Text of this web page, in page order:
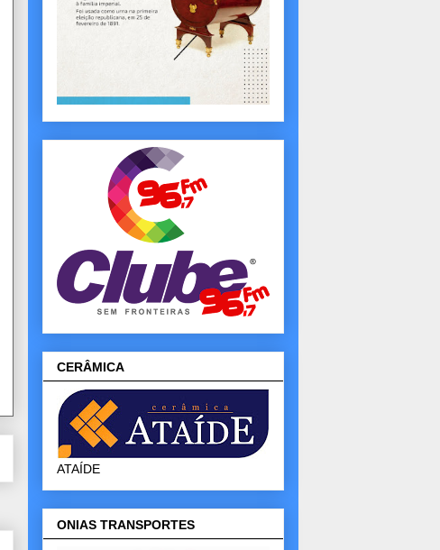
CERÂMICA
ATAÍDE
ONIAS TRANSPORTES